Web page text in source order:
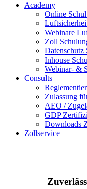
Academy
Online
Webinare
Zoll
Datenschutz
Inhouse
Webinar- &
Consults
Zulassung
AEO /
GDP
Downloads
Zollservice